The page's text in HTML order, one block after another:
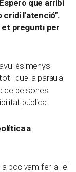
que arribi
l’atenció”.
et pregunti per
és menys
i que la paraula
de persones
pública.
a
poc vam fer la llei